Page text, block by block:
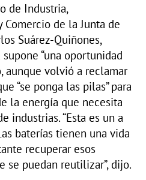
de Industria,
Comercio de la Junta de
Suárez-Quiñones,
“una oportunidad
aunque volvió a reclamar
“se ponga las pilas” para
la energía que necesita
industrias. “Esta es un a
baterías tienen una vida
recuperar esos
se puedan reutilizar”, dijo.